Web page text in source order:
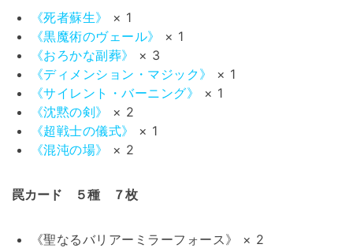
《死者蘇生》
× 1
《黒魔術のヴェール》
× 1
《おろかな副葬》
× 3
《ディメンション・マジック》
× 1
《サイレント・バーニング》
× 1
《沈黙の剣》
× 2
《超戦士の儀式》
× 1
《混沌の場》
× 2
罠カード ５種 ７枚
《聖なるバリアーミラーフォース》 × 2